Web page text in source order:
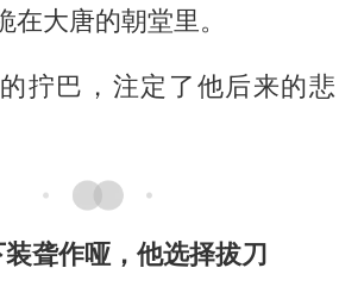
在大唐的朝堂里。
拧巴，注定了他后来的悲
聋作哑，他选择拔刀